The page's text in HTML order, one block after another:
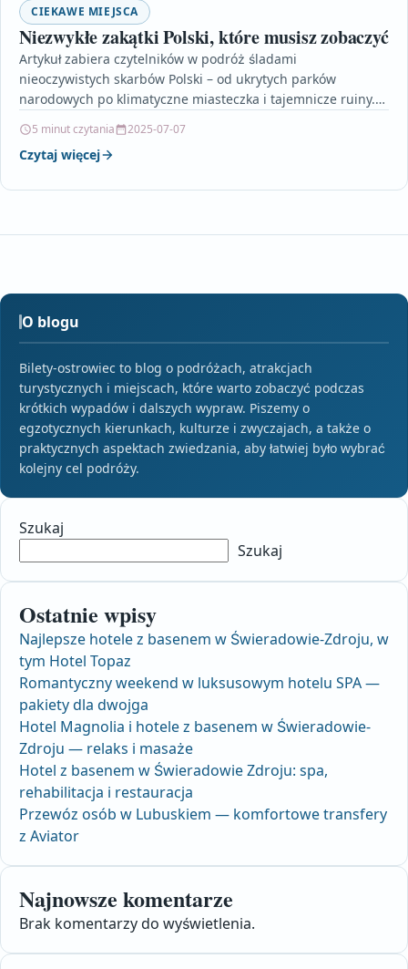
CIEKAWE MIEJSCA
Niezwykłe zakątki Polski, które musisz zobaczyć
Artykuł zabiera czytelników w podróż śladami
nieoczywistych skarbów Polski – od ukrytych parków
narodowych po klimatyczne miasteczka i tajemnicze ruiny.
5 minut czytania 2025-07-07
Czytaj więcej
O blogu
Bilety-ostrowiec to blog o podróżach, atrakcjach
turystycznych i miejscach, które warto zobaczyć podczas
krótkich wypadów i dalszych wypraw. Piszemy o
egzotycznych kierunkach, kulturze i zwyczajach, a także o
praktycznych aspektach zwiedzania, aby łatwiej było wybrać
kolejny cel podróży.
Szukaj
Szukaj
Ostatnie wpisy
Najlepsze hotele z basenem w Świeradowie-Zdroju, w
tym Hotel Topaz
Romantyczny weekend w luksusowym hotelu SPA —
pakiety dla dwojga
Hotel Magnolia i hotele z basenem w Świeradowie-
Zdroju — relaks i masaże
Hotel z basenem w Świeradowie Zdroju: spa,
rehabilitacja i restauracja
Przewóz osób w Lubuskiem — komfortowe transfery
z Aviator
Najnowsze komentarze
Brak komentarzy do wyświetlenia.